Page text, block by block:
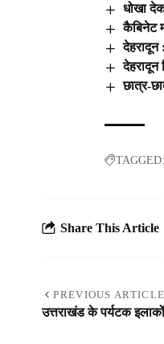
धोखा
कैबिनेट
देहरादून
देहरादून
छात्र-
TAGGED:
Share This Article
PREVIOUS ARTICLE
उत्तराखंड के पर्यटक